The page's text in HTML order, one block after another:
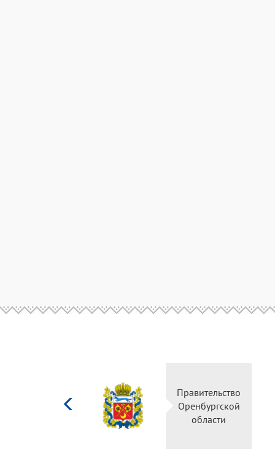
культуры
Российской
Правительство
Оренбургской
области